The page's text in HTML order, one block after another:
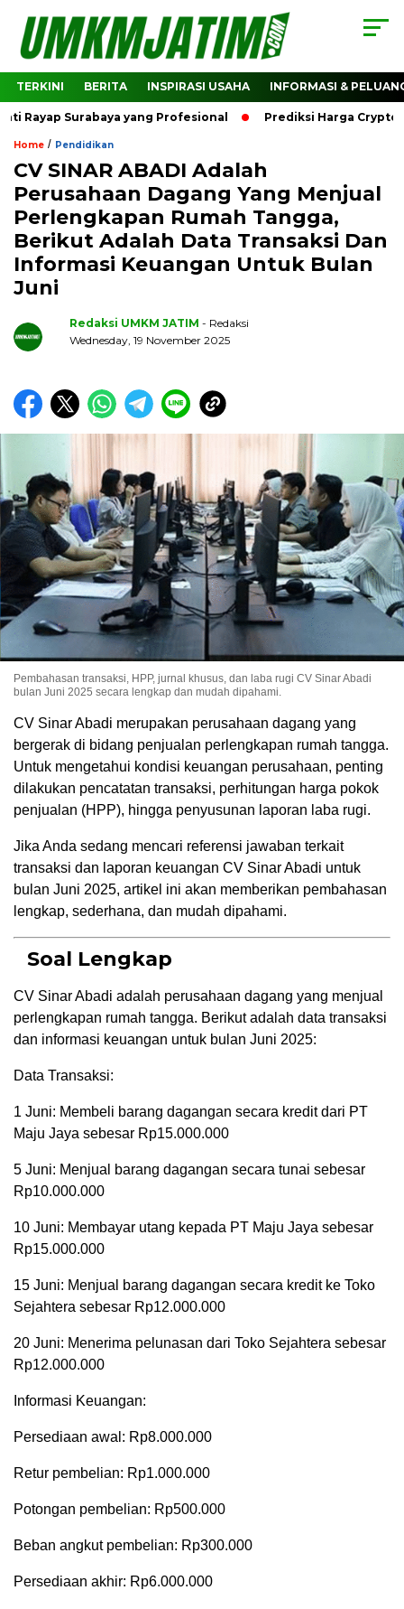
TERKINI BERITA INSPIRASI USAHA INFORMASI &
Surabaya yang Profesional Prediksi Harga Crypto
Home / Pendidikan
CV SINAR ABADI Adalah
Perusahaan Dagang Yang Menjual
Perlengkapan Rumah Tangga,
Berikut Adalah Data Transaksi Dan
Informasi Keuangan Untuk Bulan
Juni
Redaksi UMKM JATIM - Redaksi
Wednesday, 19 November 2025
Pembahasan transaksi, HPP, jurnal khusus, dan laba rugi CV Sinar Abadi
bulan Juni 2025 secara lengkap dan mudah dipahami.
CV Sinar Abadi merupakan perusahaan dagang yang
bergerak di bidang penjualan perlengkapan rumah tangga.
Untuk mengetahui kondisi keuangan perusahaan, penting
dilakukan pencatatan transaksi, perhitungan harga pokok
penjualan (HPP), hingga penyusunan laporan laba rugi.
Jika Anda sedang mencari referensi jawaban terkait
transaksi dan laporan keuangan CV Sinar Abadi untuk
bulan Juni 2025, artikel ini akan memberikan pembahasan
lengkap, sederhana, dan mudah dipahami.
Soal Lengkap
CV Sinar Abadi adalah perusahaan dagang yang menjual
perlengkapan rumah tangga. Berikut adalah data transaksi
dan informasi keuangan untuk bulan Juni 2025:
Data Transaksi:
1 Juni: Membeli barang dagangan secara kredit dari PT
Maju Jaya sebesar Rp15.000.000
5 Juni: Menjual barang dagangan secara tunai sebesar
Rp10.000.000
10 Juni: Membayar utang kepada PT Maju Jaya sebesar
Rp15.000.000
15 Juni: Menjual barang dagangan secara kredit ke Toko
Sejahtera sebesar Rp12.000.000
20 Juni: Menerima pelunasan dari Toko Sejahtera sebesar
Rp12.000.000
Informasi Keuangan:
Persediaan awal: Rp8.000.000
Retur pembelian: Rp1.000.000
Potongan pembelian: Rp500.000
Beban angkut pembelian: Rp300.000
Persediaan akhir: Rp6.000.000